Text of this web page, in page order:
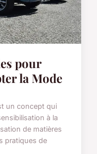
pour
la Mode
un concept qui
à la
de matières
pratiques de